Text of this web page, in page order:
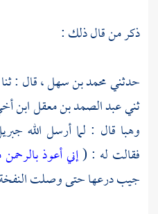
ذكر من قال ذلك :
حدثنيمحمد بن سهل ،قال :
ثنيعبد الصمد بن معقلابن
وهبا قال : لما أرسل الله
فقالت له : (إني أعوذ
جيب درعها حتى وصلت